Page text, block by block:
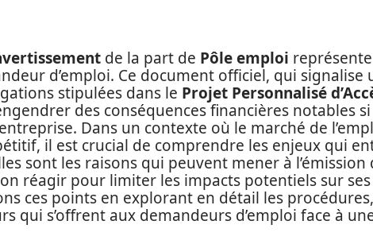
de la part de Pôle emploi
d’emploi. Ce document officiel, qui signalise
stipulées dans le Projet Personnalisé
des conséquences financières notables
Dans un contexte où le marché de
il est crucial de comprendre les enjeux qui
sont les raisons qui peuvent mener à l’émission
réagir pour limiter les impacts potentiels sur
ces points en explorant en détail les
qui s’offrent aux demandeurs d’emploi face à